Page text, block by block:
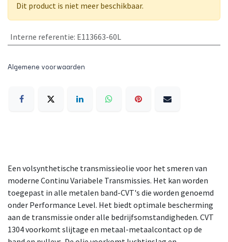
Dit product is niet meer beschikbaar.
Interne referentie: E113663-60L
Algemene voorwaarden
Een volsynthetische transmissieolie voor het smeren van
moderne Continu Variabele Transmissies. Het kan worden
toegepast in alle metalen band-CVT's die worden genoemd
onder Performance Level. Het biedt optimale bescherming
aan de transmissie onder alle bedrijfsomstandigheden. CVT
1304 voorkomt slijtage en metaal-metaalcontact op de